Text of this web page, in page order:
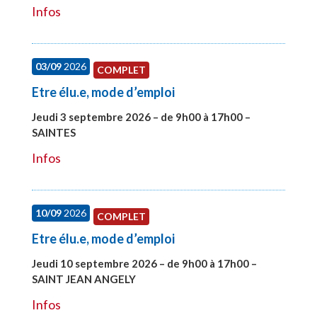
Infos
03/092026 COMPLET
Etre élu.e, mode d’emploi
Jeudi 3 septembre 2026 – de 9h00 à 17h00 –
SAINTES
Infos
10/092026 COMPLET
Etre élu.e, mode d’emploi
Jeudi 10 septembre 2026 – de 9h00 à 17h00 –
SAINT JEAN ANGELY
Infos